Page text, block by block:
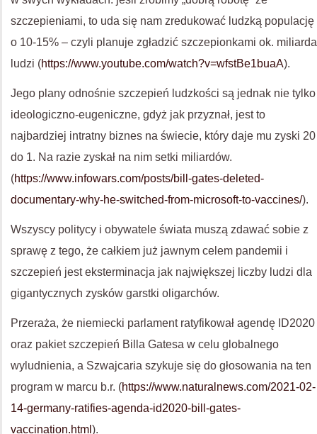
szczepieniami, to uda się nam zredukować ludzką populację
o 10-15% – czyli planuje zgładzić szczepionkami ok. miliarda
ludzi (https://www.youtube.com/watch?v=wfstBe1buaA).
Jego plany odnośnie szczepień ludzkości są jednak nie tylko
ideologiczno-eugeniczne, gdyż jak przyznał, jest to
najbardziej intratny biznes na świecie, który daje mu zyski 20
do 1. Na razie zyskał na nim setki miliardów.
(https://www.infowars.com/posts/bill-gates-deleted-
documentary-why-he-switched-from-microsoft-to-vaccines/).
Wszyscy politycy i obywatele świata muszą zdawać sobie z
sprawę z tego, że całkiem już jawnym celem pandemii i
szczepień jest eksterminacja jak największej liczby ludzi dla
gigantycznych zysków garstki oligarchów.
Przeraża, że niemiecki parlament ratyfikował agendę ID2020
oraz pakiet szczepień Billa Gatesa w celu globalnego
wyludnienia, a Szwajcaria szykuje się do głosowania na ten
program w marcu b.r. (https://www.naturalnews.com/2021-02-
14-germany-ratifies-agenda-id2020-bill-gates-
vaccination.html ).